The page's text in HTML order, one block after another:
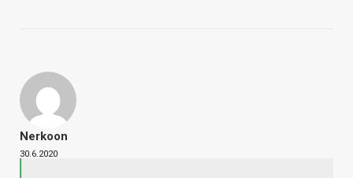
Nerkoon
30.6.2020